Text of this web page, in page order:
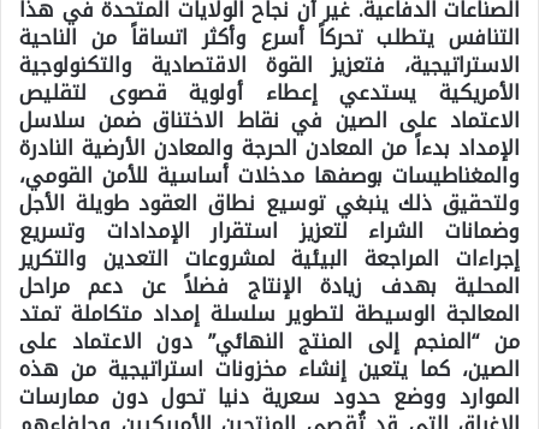
الصناعات الدفاعية. غير أن نجاح الولايات المتحدة في هذا
التنافس يتطلب تحركاً أسرع وأكثر اتساقاً من الناحية
الاستراتيجية، فتعزيز القوة الاقتصادية والتكنولوجية
الأمريكية يستدعي إعطاء أولوية قصوى لتقليص
الاعتماد على الصين في نقاط الاختناق ضمن سلاسل
الإمداد بدءاً من المعادن الحرجة والمعادن الأرضية النادرة
والمغناطيسات بوصفها مدخلات أساسية للأمن القومي،
ولتحقيق ذلك ينبغي توسيع نطاق العقود طويلة الأجل
وضمانات الشراء لتعزيز استقرار الإمدادات وتسريع
إجراءات المراجعة البيئية لمشروعات التعدين والتكرير
المحلية بهدف زيادة الإنتاج فضلاً عن دعم مراحل
المعالجة الوسيطة لتطوير سلسلة إمداد متكاملة تمتد
من “المنجم إلى المنتج النهائي” دون الاعتماد على
الصين، كما يتعين إنشاء مخزونات استراتيجية من هذه
الموارد ووضع حدود سعرية دنيا تحول دون ممارسات